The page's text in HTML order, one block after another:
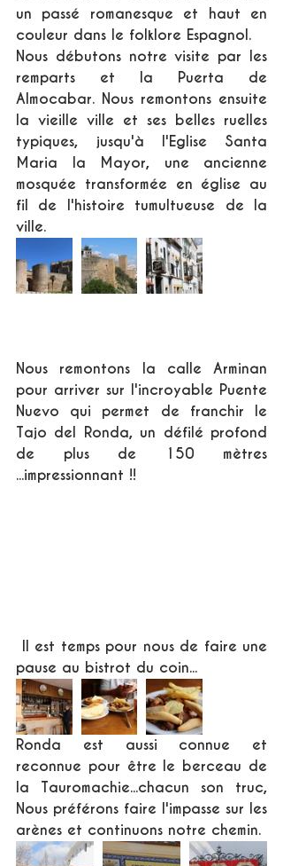
un passé romanesque et haut en
couleur dans le folklore Espagnol.
Nous débutons notre visite par les
remparts et la Puerta de
Almocabar. Nous remontons ensuite
la vieille ville et ses belles ruelles
typiques, jusqu'à l'Eglise Santa
Maria la Mayor, une ancienne
mosquée transformée en église au
fil de l'histoire tumultueuse de la
ville.
Nous remontons la calle Arminan
pour arriver sur l'incroyable Puente
Nuevo qui permet de franchir le
Tajo del Ronda, un défilé profond
de plus de 150 mètres
...impressionnant !!
pause au bistrot du coin...
Ronda est aussi connue et
reconnue pour être le berceau de
la Tauromachie...chacun son truc,
Nous préférons faire l'impasse sur les
arènes et continuons notre chemin.